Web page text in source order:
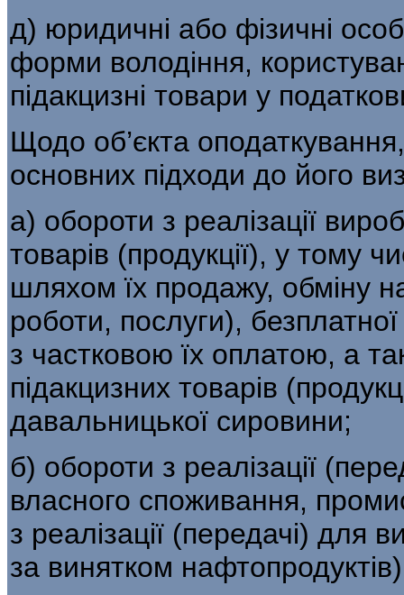
д) юридичні або фізичні
форми володіння,
підакцизні товари у
Щодо об’єкта
основних підходи до його
а) обороти з реалізації
товарів (продукції), у тому
шляхом їх про­дажу, обміну
роботи, послуги),
з частковою їх оплатою, а
підакцизних товарів
давальницької сировини;
б) обороти з реалізації
власного споживання,
з реалізації (пере­дачі) для
за винятком